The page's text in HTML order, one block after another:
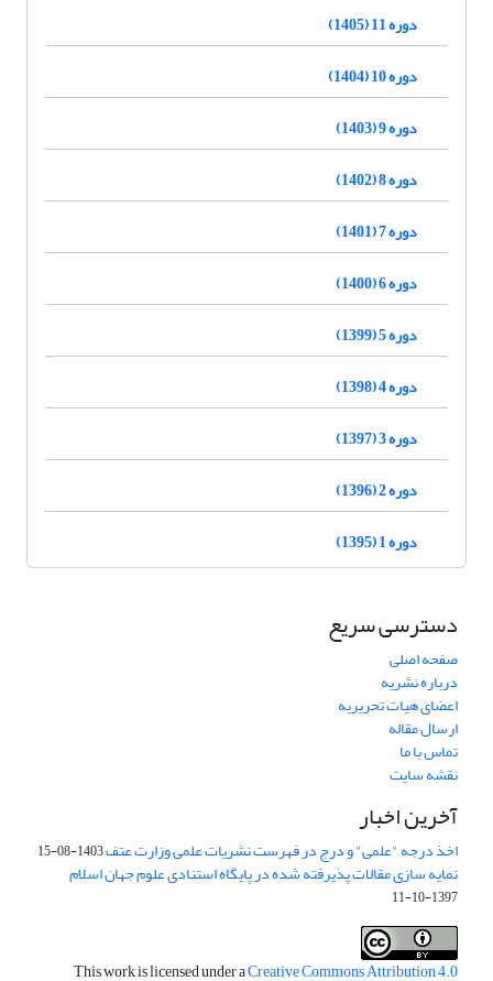
دوره 11 (1405)
دوره 10 (1404)
دوره 9 (1403)
دوره 8 (1402)
دوره 7 (1401)
دوره 6 (1400)
دوره 5 (1399)
دوره 4 (1398)
دوره 3 (1397)
دوره 2 (1396)
دوره 1 (1395)
دسترسی سریع
صفحه اصلی
درباره نشریه
اعضای هیات تحریریه
ارسال مقاله
تماس با ما
نقشه سایت
آخرین اخبار
اخذ درجه "علمی" و درج در فهرست نشریات علمی وزارت عتف1403-08-15
نمایه سازی مقالات پذیرفته شده در پایگاه استنادی علوم جهان اسلام
1397-10-11
This work is licensed under aCreative Commons Attribution 4.0